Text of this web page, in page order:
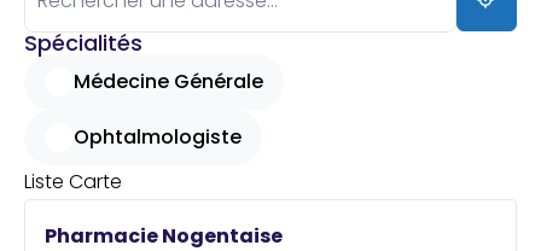
Pharmacien
Connexion
Praticien ?
Spécialités
Médecine Générale
Ophtalmologiste
Liste Carte
Pharmacie Nogentaise